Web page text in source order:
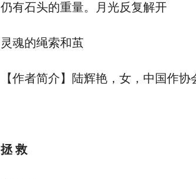
仍有石头的重量。月光反复解开
灵魂的绳索和茧
【作者简介】陆辉艳，女，中国作
拯 救